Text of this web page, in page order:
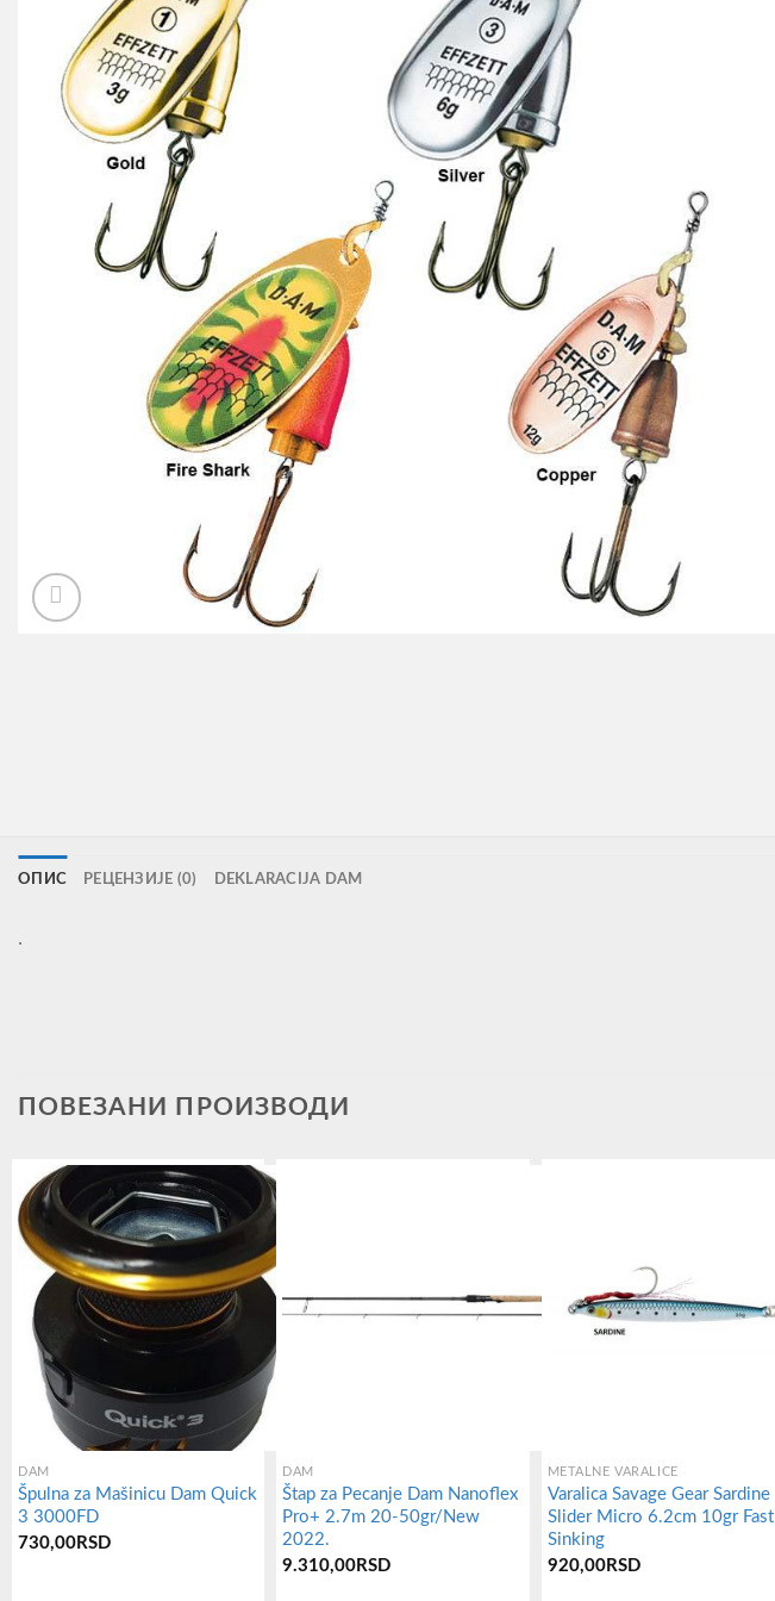
ОПИС РЕЦЕНЗИЈЕ (0) DEKLARACIJA DAM
.
ПОВЕЗАНИ ПРОИЗВОДИ
DAM
Špulna za Mašinicu Dam Quick
3 3000FD
730,00 RSD
DAM
Štap za Pecanje Dam Nanoflex
Pro+ 2.7m 20-50gr/New
2022.
9.310,00 RSD
METALNE VARALICE
Varalica Savage Gear Sardine
Slider Micro 6.2cm 10gr Fast
Sinking
920,00RSD